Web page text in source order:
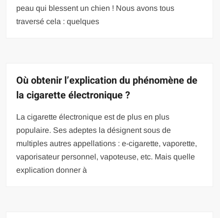
peau qui blessent un chien ! Nous avons tous
traversé cela : quelques
Où obtenir l’explication du phénomène de
la cigarette électronique ?
La cigarette électronique est de plus en plus
populaire. Ses adeptes la désignent sous de
multiples autres appellations : e-cigarette, vaporette,
vaporisateur personnel, vapoteuse, etc. Mais quelle
explication donner à